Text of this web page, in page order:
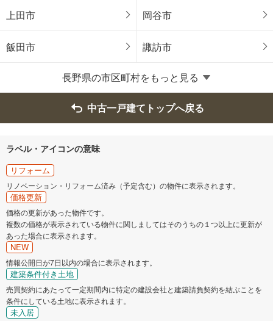
上田市 岡谷市
飯田市 諏訪市
小諸市
駒ヶ根市
中野市
飯山市
塩尻市
千曲市
安曇野市 南佐久郡小海町
南佐久郡南牧村
長野県の市区町村をもっと見る
中古一戸建てトップへ戻る
ラベル・アイコンの意味
リフォーム
リノベーション・リフォーム済み（予定含む）の物件に表示されます。
価格更新
価格の更新があった物件です。
複数の価格が表示されている物件に関しましてはそのうちの１つ以上に更新が
あった場合に表示されます。
NEW
情報公開日が7日以内の場合に表示されます。
建築条件付き土地
売買契約にあたって一定期間内に特定の建設会社と建築請負契約を結ぶことを
条件にしている土地に表示されます。
未入居